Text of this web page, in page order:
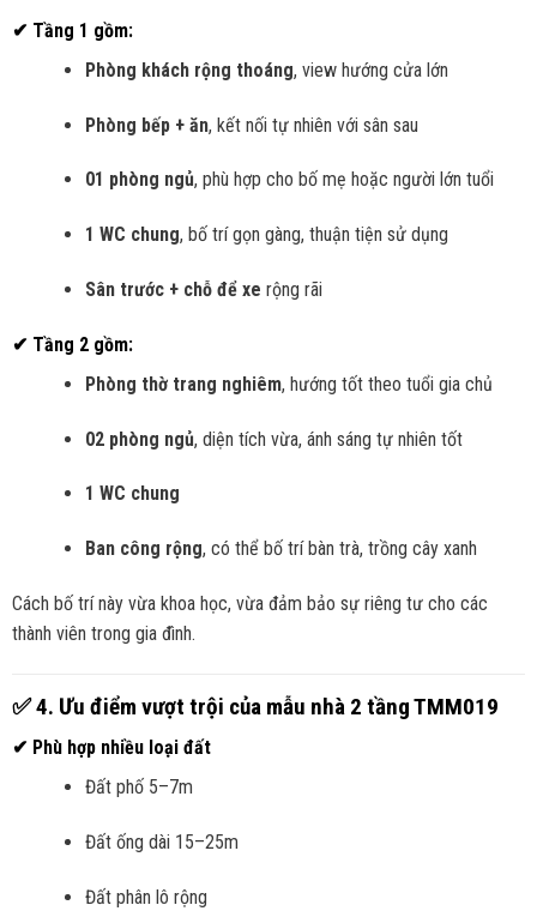
✔ Tầng 1 gồm:
Phòng khách rộng thoáng, view hướng cửa lớn
Phòng bếp + ăn, kết nối tự nhiên với sân sau
01 phòng ngủ, phù hợp cho bố mẹ hoặc người lớn tuổi
1 WC chung, bố trí gọn gàng, thuận tiện sử dụng
Sân trước + chỗ để xe rộng rãi
✔ Tầng 2 gồm:
Phòng thờ trang nghiêm, hướng tốt theo tuổi gia chủ
02 phòng ngủ, diện tích vừa, ánh sáng tự nhiên tốt
1 WC chung
Ban công rộng, có thể bố trí bàn trà, trồng cây xanh
Cách bố trí này vừa khoa học, vừa đảm bảo sự riêng tư cho các
thành viên trong gia đình.
✅4. Ưu điểm vượt trội của mẫu nhà 2 tầng TMM019
✔ Phù hợp nhiều loại đất
Đất phố 5–7m
Đất ống dài 15–25m
Đất phân lô rộng